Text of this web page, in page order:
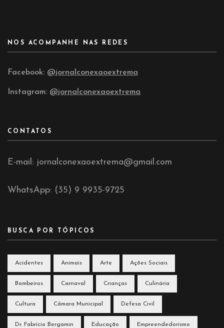
NOS ACOMPANHE NAS REDES
Facebook: @jornalconexaoextrema
Instagram: @jornalconexaoextrema
CONTATOS
E-mail: jornalconexaoextrema@gmail.com
WhatsApp: (35) 9 9935-9725
BUSCA POR TÓPICOS
Acidentes Animais Arte Ações Sociais
Bombeiros Carnaval Crianças Culinária
Cultura Câmara Municipal Defesa Civil
Dr. Fabrício Bergamin Educação Empreendedorismo